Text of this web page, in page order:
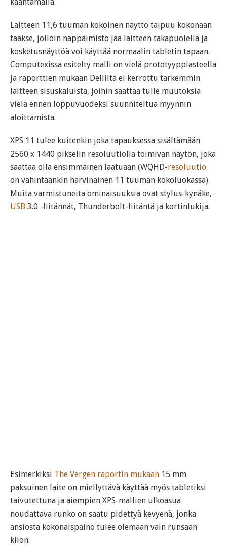
Laitteen 11,6 tuuman kokoinen näyttö taipuu kokonaan
taakse, jolloin näppäimistö jää laitteen takapuolella ja
kosketusnäyttöä voi käyttää normaalin tabletin tapaan.
Computexissa esitelty malli on vielä prototyyppiasteella
ja raporttien mukaan Delliltä ei kerrottu tarkemmin
laitteen sisuskaluista, joihin saattaa tulle muutoksia
vielä ennen loppuvuodeksi suunniteltua myynnin
aloittamista.
XPS 11 tulee kuitenkin joka tapauksessa sisältämään
2560 x 1440 pikselin resoluutiolla toimivan näytön, joka
saattaa olla ensimmäinen laatuaan (WQHD-resoluutio
on vähintäänkin harvinainen 11 tuuman kokoluokassa).
Muita varmistuneita ominaisuuksia ovat stylus-kynäke,
USB 3.0 -liitännät, Thunderbolt-liitäntä ja kortinlukija.
Esimerkiksi The Vergen raportin mukaan 15 mm
paksuinen laite on miellyttävä käyttää myös tabletiksi
taivutettuna ja aiempien XPS-mallien ulkoasua
noudattava runko on saatu pidettyä kevyenä, jonka
ansiosta kokonaispaino tulee olemaan vain runsaan
kilon.